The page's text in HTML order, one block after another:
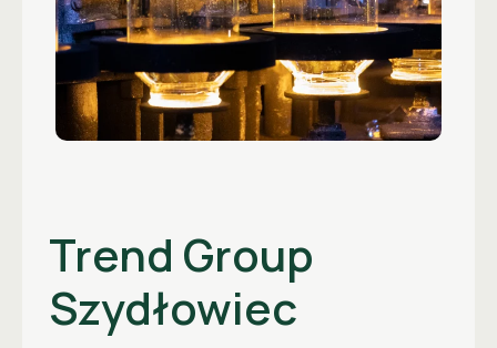
Trend Group
Szydłowiec